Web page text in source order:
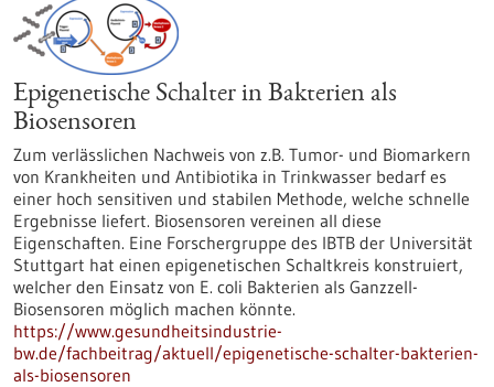
Epigenetische Schalter in Bakterien als
Biosensoren
Zum verlässlichen Nachweis von z.B. Tumor- und Biomarkern
von Krankheiten und Antibiotika in Trinkwasser bedarf es
einer hoch sensitiven und stabilen Methode, welche schnelle
Ergebnisse liefert. Biosensoren vereinen all diese
Eigenschaften. Eine Forschergruppe des IBTB der Universität
Stuttgart hat einen epigenetischen Schaltkreis konstruiert,
welcher den Einsatz von E. coli Bakterien als Ganzzell-
Biosensoren möglich machen könnte.
https://www.gesundheitsindustrie-
bw.de/fachbeitrag/aktuell/epigenetische-schalter-bakterien-
als-biosensoren